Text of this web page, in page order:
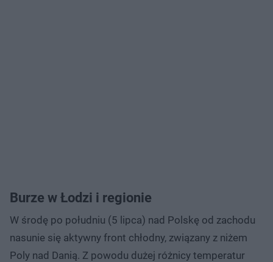
Burze w Łodzi i regionie
W środę po południu (5 lipca) nad Polskę od zachodu
nasunie się aktywny front chłodny, związany z niżem
Poly nad Danią. Z powodu dużej różnicy temperatur